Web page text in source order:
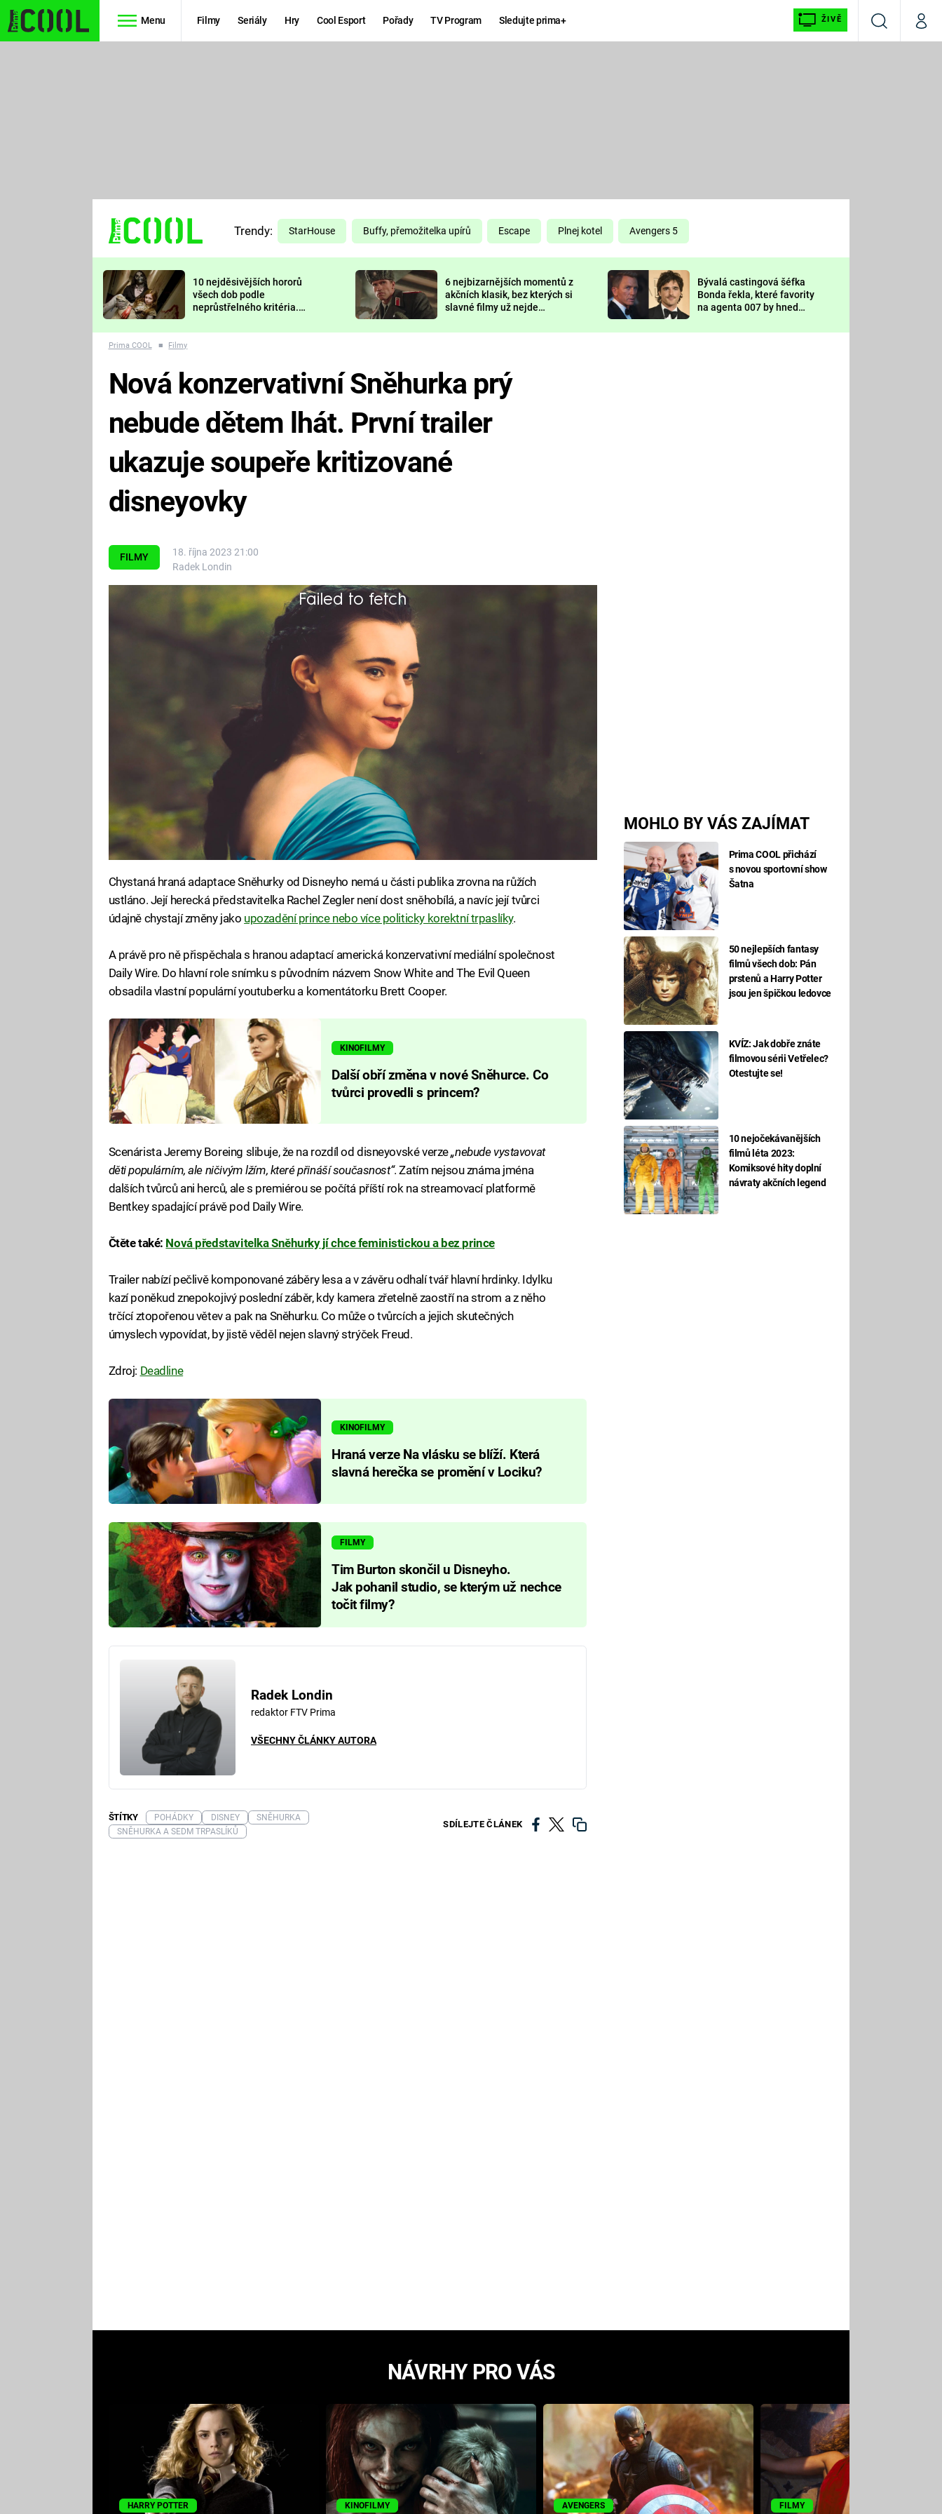
Menu Filmy Seriály Hry Cool Esport Pořady TV Program Sledujte prima+ ŽIVĚ
VyhledáváníMůj
TŘESKU
FUTURAMA
PREDÁTOR
DELIVERANCE
KOMEDIE
CHUCK
NORRIS
DEADPOOL
Prima LAJK
Sledujte nás
Trendy: StarHouse Buffy, přemožitelka upírů Escape Plnej kotel Avengers 5
10 nejděsivějších hororů
všech dob podle
neprůstřelného kritéria.
nejvíc zvednou tep?
6 nejbizarnějších momentů z
akčních klasik, bez kterých si
slavné filmy už nejde
Bývalá castingová šéfka
Bonda řekla, které favority
na agenta 007 by hned
Prima COOL ■ Filmy
FILMY
18. října 2023 21:00
Radek Londin
MOHLO BY VÁS ZAJÍMAT
Prima COOL přichází
s novou sportovní show
Šatna
50 nejlepších fantasy
filmů všech dob: Pán
prstenů a Harry Potter
jsou jen špičkou ledovce
KVÍZ: Jak dobře znáte
filmovou sérii Vetřelec?
Otestujte se!
10 nejočekávanějších
filmů léta 2023:
Komiksové hity doplní
návraty akčních legend
Nová konzervativní Sněhurka prý
nebude dětem lhát. První trailer
ukazuje soupeře kritizované
disneyovky
Failed to fetch
V hlavní roli Sněhurky uvidíme youtuberku populární mezi americkými
konzervativci.
Chystaná hraná adaptace Sněhurky od Disneyho nemá u části publika zrovna na růžích
ustláno. Její herecká představitelka Rachel Zegler není dost sněhobílá, a navíc její tvůrci
údajně chystají změny jako upozadění prince nebo více politicky korektní trpaslíky.
A právě pro ně přispěchala s hranou adaptací americká konzervativní mediální společnost
Daily Wire. Do hlavní role snímku s původním názvem Snow White and The Evil Queen
obsadila vlastní populární youtuberku a komentátorku Brett Cooper.
KINOFILMY
Další obří změna v nové Sněhurce. Co
tvůrci provedli s princem?
Scenárista Jeremy Boreing slibuje, že na rozdíl od disneyovské verze„nebude vystavovat
děti populárním, ale ničivým lžím, které přináší současnost“. Zatím nejsou známa jména
dalších tvůrců ani herců, ale s premiérou se počítá příští rok na streamovací platformě
Bentkey spadající právě pod Daily Wire.
Čtěte také: Nová představitelka Sněhurky jí chce feministickou a bez prince
Trailer nabízí pečlivě komponované záběry lesa a v závěru odhalí tvář hlavní hrdinky. Idylku
kazí poněkud znepokojivý poslední záběr, kdy kamera zřetelně zaostří na strom a z něho
trčící ztopořenou větev a pak na Sněhurku. Co může o tvůrcích a jejich skutečných
úmyslech vypovídat, by jistě věděl nejen slavný strýček Freud.
Zdroj: Deadline
KINOFILMY
Hraná verze Na vlásku se blíží. Která
slavná herečka se promění v Lociku?
FILMY
Tim Burton skončil u Disneyho.
Jak pohanil studio, se kterým už nechce
točit filmy?
Radek Londin
redaktor FTV Prima
VŠECHNY ČLÁNKY AUTORA
SDÍLEJTE ČLÁNEK
ŠTÍTKY POHÁDKY DISNEY
SNĚHURKA
SNĚHURKA A SEDM TRPASLÍKŮ
NÁVRHY PRO VÁS
HARRY POTTER KINOFILMY AVENGERS FILMY